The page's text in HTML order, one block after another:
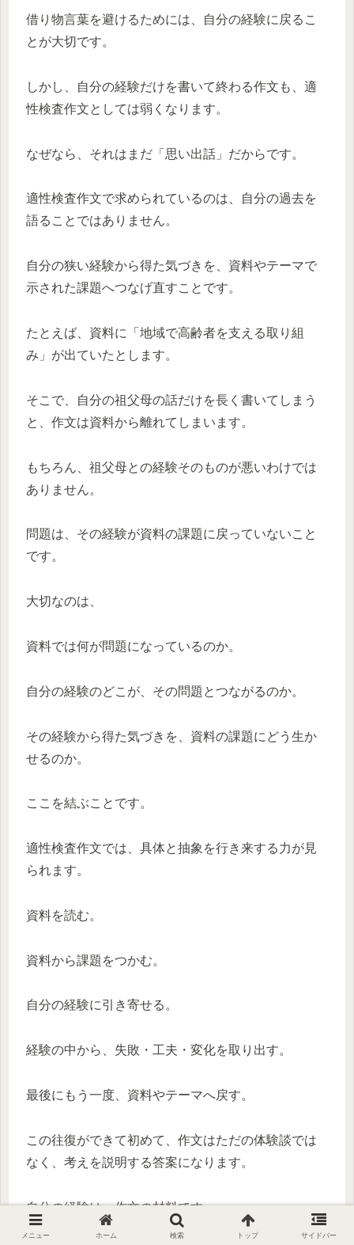
借り物言葉を避けるためには、自分の経験に戻るこ
とが大切です。
しかし、自分の経験だけを書いて終わる作文も、適
性検査作文としては弱くなります。
なぜなら、それはまだ「思い出話」だからです。
適性検査作文で求められているのは、自分の過去を
語ることではありません。
自分の狭い経験から得た気づきを、資料やテーマで
示された課題へつなげ直すことです。
たとえば、資料に「地域で高齢者を支える取り組
み」が出ていたとします。
そこで、自分の祖父母の話だけを長く書いてしまう
と、作文は資料から離れてしまいます。
もちろん、祖父母との経験そのものが悪いわけでは
ありません。
問題は、その経験が資料の課題に戻っていないこと
です。
大切なのは、
資料では何が問題になっているのか。
自分の経験のどこが、その問題とつながるのか。
その経験から得た気づきを、資料の課題にどう生か
せるのか。
ここを結ぶことです。
適性検査作文では、具体と抽象を行き来する力が見
られます。
資料を読む。
資料から課題をつかむ。
自分の経験に引き寄せる。
経験の中から、失敗・工夫・変化を取り出す。
最後にもう一度、資料やテーマへ戻す。
この往復ができて初めて、作文はただの体験談では
なく、考えを説明する答案になります。
自分の経験は、作文の材料です。
メニュー ホーム 検索 トップ サイドバー